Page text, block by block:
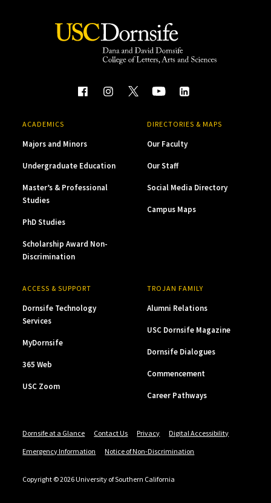
ACADEMICS
Majors and Minors
Undergraduate Education
Master’s & Professional
Studies
PhD Studies
Scholarship Award Non-
Discrimination
DIRECTORIES & MAPS
Our Faculty
Our Staff
Social Media Directory
Campus Maps
ACCESS & SUPPORT
Dornsife Technology
Services
MyDornsife
365 Web
USC Zoom
TROJAN FAMILY
Alumni Relations
USC Dornsife Magazine
Dornsife Dialogues
Commencement
Career Pathways
Dornsife at a Glance Contact Us Privacy
Digital Accessibility
Emergency Information
Notice of Non-Discrimination
Copyright © 2026 University of Southern California